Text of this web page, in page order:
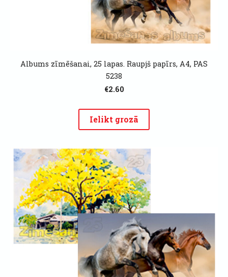
Albums zīmēšanai, 25 lapas. Raupjš papīrs, A4, PAS
5238
€2.60
Ielikt grozā